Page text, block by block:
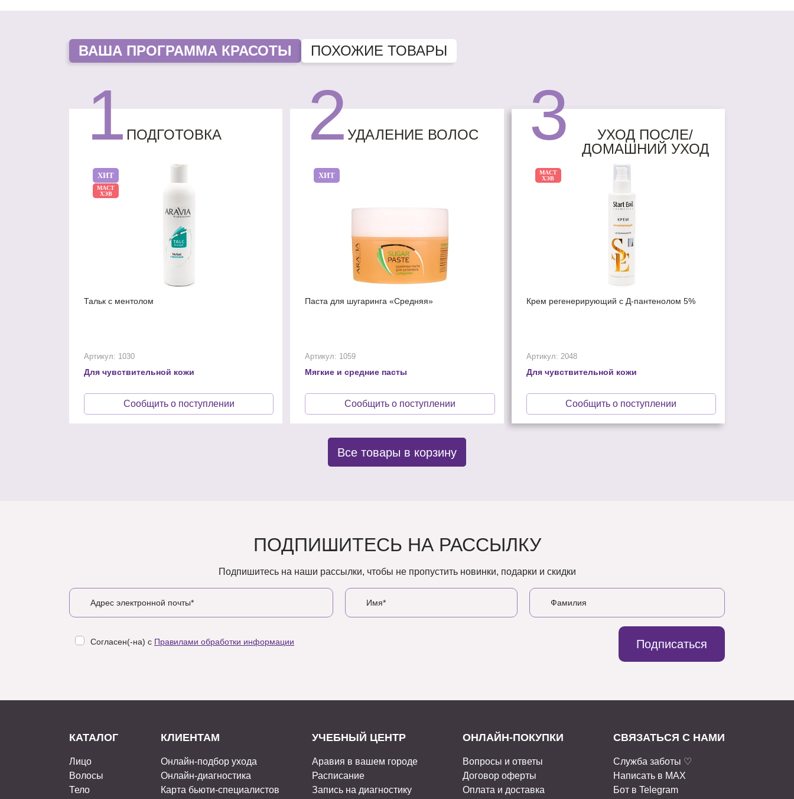
ВАША ПРОГРАММА КРАСОТЫ ПОХОЖИЕ ТОВАРЫ
1ПОДГОТОВКА
ХИТ
МАСТ
ХЭВ
Тальк с ментолом
Артикул: 1030
Для чувствительной кожи
Сообщить о поступлении
2УДАЛЕНИЕ ВОЛОС
ХИТ
Паста для шугаринга «Средняя»
Артикул: 1059
Мягкие и средние пасты
Сообщить о поступлении
3
УХОД ПОСЛЕ/
ДОМАШНИЙ УХОД
МАСТ
ХЭВ
Крем регенерирующий с Д-пантенолом 5%
Артикул: 2048
Для чувствительной кожи
Сообщить о поступлении
Все товары в корзину
ПОДПИШИТЕСЬ НА РАССЫЛКУ
Подпишитесь на наши рассылки, чтобы не пропустить новинки, подарки и скидки
Согласен(-на) с Правилами обработки информации Подписаться
КАТАЛОГ
Лицо
Волосы
Тело
КЛИЕНТАМ
Онлайн-подбор ухода
Онлайн-диагностика
Карта бьюти-специалистов
УЧЕБНЫЙ ЦЕНТР
Аравия в вашем городе
Расписание
Запись на диагностику
ОНЛАЙН-ПОКУПКИ
Вопросы и ответы
Договор оферты
Оплата и доставка
СВЯЗАТЬСЯ С НАМИ
Служба заботы ♡
Написать в MAX
Бот в Telegram